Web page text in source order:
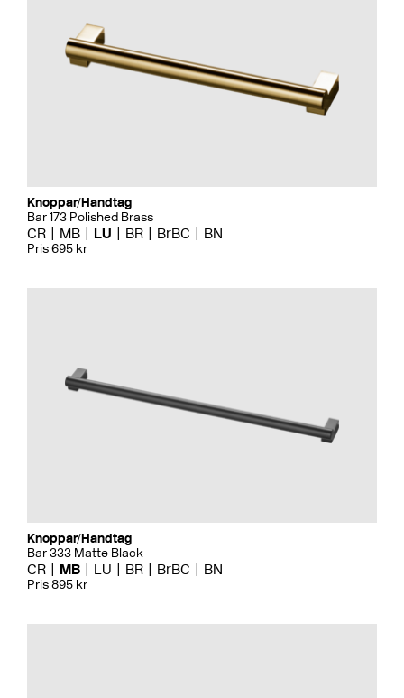
Knoppar/Handtag
Bar 173 Polished Brass
CR MB LU BR BrBC BN
Pris 695 kr
Knoppar/Handtag
Bar 333 Matte Black
CR MB LU BR BrBC BN
Pris 895 kr